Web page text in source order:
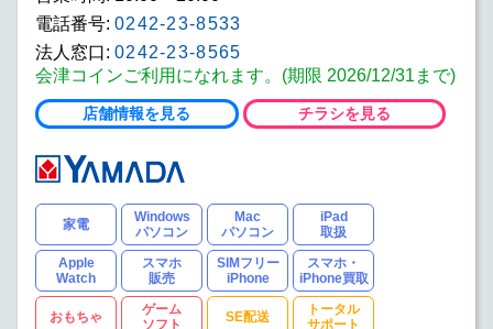
電話番号: 0242-23-8533
法人窓口: 0242-23-8565
会津コインご利用になれます。(期限 2026/12/31まで)
店舗情報を見る チラシを見る
家電
Windows
パソコン
Mac
パソコン
iPad
取扱
Apple
Watch
スマホ
販売
SIMフリー
iPhone
スマホ・
iPhone買取
おもちゃ
ゲーム
ソフト
SE配送
トータル
サポート